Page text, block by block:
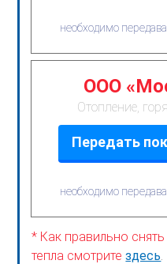
необходимо
ООО
Отопление,
Передать
необходимо
* Как правильно
тепла смотритездесь